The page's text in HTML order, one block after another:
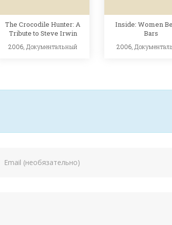
The Crocodile Hunter: A
Tribute to Steve Irwin
2006, Документальный
Inside: Women
Bars
2006,